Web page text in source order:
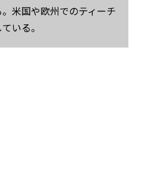
米国や欧州でのティーチ
いる。